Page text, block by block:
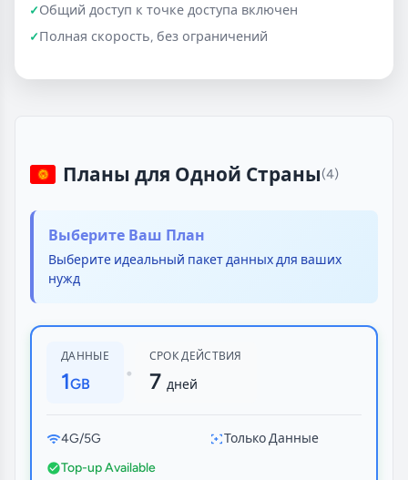
Общий доступ к точке доступа включен
Полная скорость, без ограничений
Планы для Одной Страны(4)
Выберите Ваш План
Выберите идеальный пакет данных для ваших
нужд
ДАННЫЕ
1GB •
СРОК ДЕЙСТВИЯ
7 дней
4G/5G
Только Данные
Top-up Available